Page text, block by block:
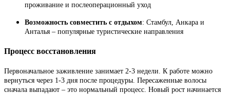
проживание и послеоперационный уход
Возможность совместить с отдыхом: Стамбул, Анкара и
Анталья – популярные туристические направления
Процесс восстановления
Первоначальное заживление занимает 2-3 недели. К работе можно
вернуться через 1-3 дня после процедуры. Пересаженные волосы
сначала выпадают – это нормальный процесс. Новый рост начинается